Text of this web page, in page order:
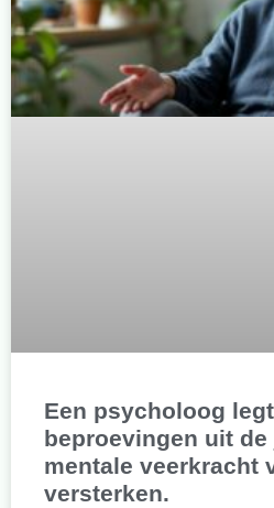
Een psycholoog
beproevingen uit de
mentale veerkracht
versterken.